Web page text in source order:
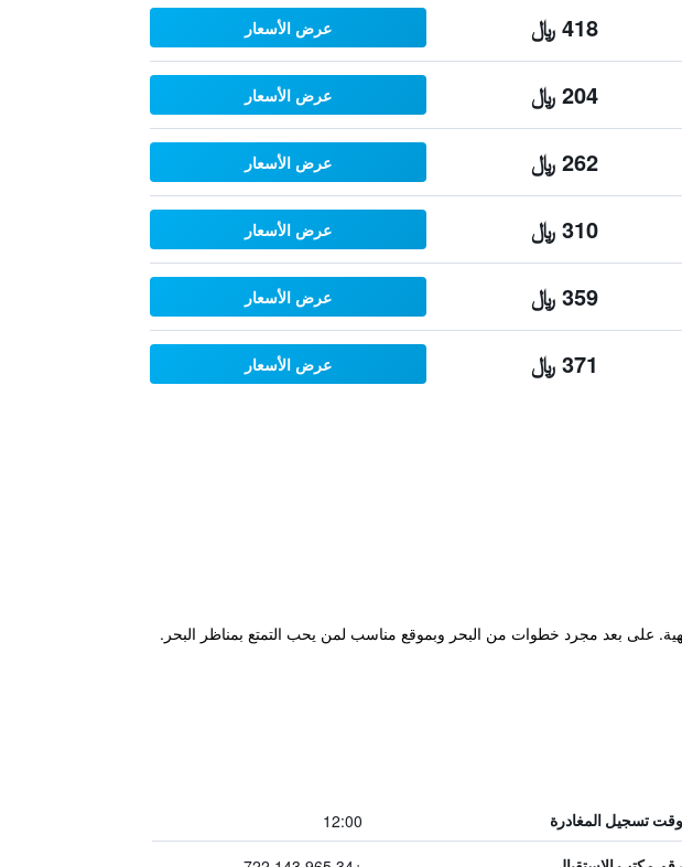
418 ﷼ عرض الأسعار
204 ﷼ عرض الأسعار
262 ﷼ عرض الأسعار
310 ﷼ عرض الأسعار
359 ﷼ عرض الأسعار
371 ﷼ عرض الأسعار
على بعد مجرد خطوات من البحر وبموقع مناسب لمن يحب التمتع بمناظر البحر.
وقت تسجيل المغادرة 12:00